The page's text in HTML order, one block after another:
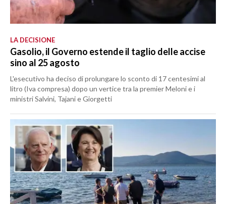
LA DECISIONE
Gasolio, il Governo estende il taglio delle accise
sino al 25 agosto
L'esecutivo ha deciso di prolungare lo sconto di 17 centesimi al
litro (Iva compresa) dopo un vertice tra la premier Meloni e i
ministri Salvini, Tajani e Giorgetti